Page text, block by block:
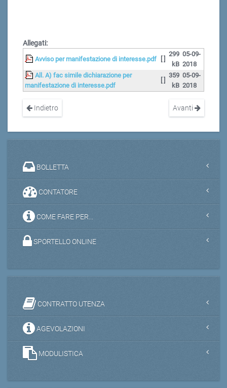
Allegati:
Avviso per manifestazione di interesse.pdf
299
kB
05-09-
2018
All. A) fac simile dichiarazione per
manifestazione di interesse.pdf
359
kB
05-09-
2018
Indietro Avanti
BOLLETTA
CONTATORE
COME FARE PER...
SPORTELLO ONLINE
CONTRATTO UTENZA
AGEVOLAZIONI
MODULISTICA